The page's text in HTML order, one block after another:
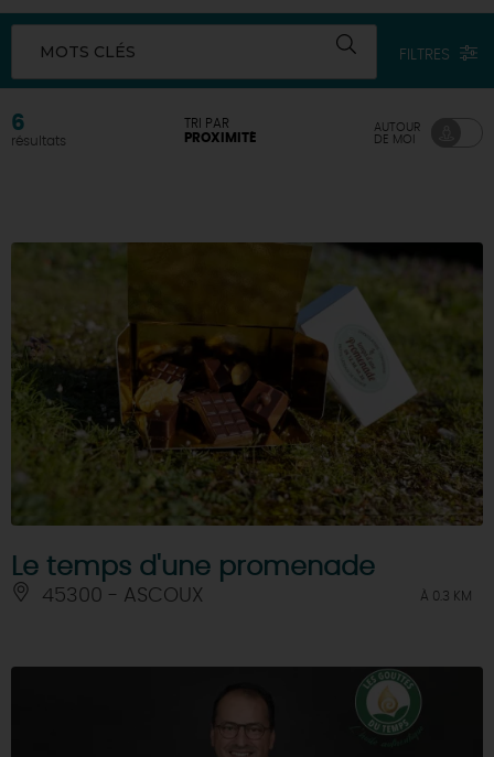
DEMAIN
MOTS CLÉS FILTRES
6
résultats
TRI PAR
PROXIMITÉ
AUTOUR
DE MOI
Le temps d'une promenade
45300 - ASCOUX À 0.3 KM